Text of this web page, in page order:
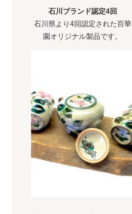
石川ブランド認定4回
石川県より4回認定された百華
園オリジナル製品です。